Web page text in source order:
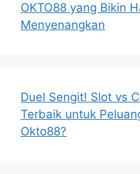
OKTO88 yang Bikin
Menyenangkan
Duel Sengit! Slot vs
Terbaik untuk
Okto88?